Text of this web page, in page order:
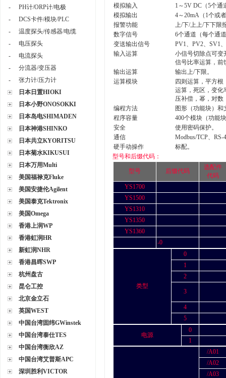
-
PH计/ORP计/电极
-
DCS卡件/模块/PLC
-
温度探头/传感器/电缆
-
电压探头
-
电流探头
-
分流器/变压器
-
张力计/压力计
日本日置HIOKI
日本小野ONOSOKKI
日本岛电SHIMADEN
日本神港SHINKO
日本共立KYORITSU
日本菊水KIKUSUI
日本万用Multi
美国福禄克Fluke
美国安捷伦Agilent
美国泰克Tektronix
美国Omega
香港上润WP
香港虹润HR
新虹润NHR
香港昌晖SWP
杭州盘古
昆仑工控
北京金立石
英国WEST
中国台湾固纬GWinstek
中国台湾泰仕TES
中国台湾衡欣AZ
中国台湾艾普斯APC
深圳胜利VICTOR
模拟输入
1～5V DC（5个通
模拟输出
4～20mA（1个或
报警功能
上/下/上上/下下限
数字信号
6个通道（每个通
变送输出信号
PV1、PV2、SV1
输入运算
小信号切除点可变
信号比率运算，前
输出运算
输出上/下限。
运算模块
四则运算，平方
运算，死区，变化
压补偿，幂，对数
编程方法
图形（功能块）和
程序容量
400个模块（功能
安全
使用密码保护。
通信
Modbus/TCP、
硬手动操作
标配。
型号和后缀代码：
型号 后缀代码
选配件
代码
YS1700
YS1500
YS1310
YS1350
YS1360
-0
类型
0
1
2
3
4
5
电源
0
1
/A01
/A02
/A03